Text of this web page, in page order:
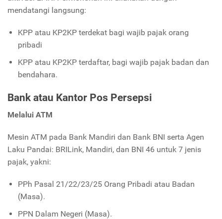
mendatangi langsung:
KPP atau KP2KP terdekat bagi wajib pajak orang
pribadi
KPP atau KP2KP terdaftar, bagi wajib pajak badan dan
bendahara.
Bank atau Kantor Pos Persepsi
Melalui ATM
Mesin ATM pada Bank Mandiri dan Bank BNI serta Agen
Laku Pandai: BRILink, Mandiri, dan BNI 46 untuk 7 jenis
pajak, yakni:
PPh Pasal 21/22/23/25 Orang Pribadi atau Badan
(Masa).
PPN Dalam Negeri (Masa).